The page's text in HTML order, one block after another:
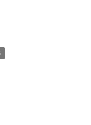
extrait de A